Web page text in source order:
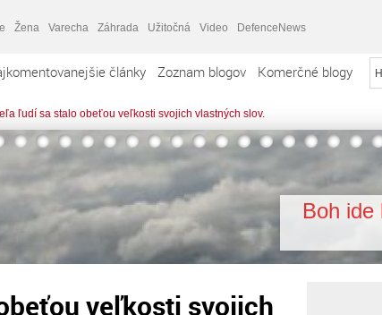
Žena Varecha Záhrada Užitočná Video DefenceNews
články Zoznam blogov Komerčné blogy
ľudí sa stalo obeťou veľkosti svojich vlastných slov.
Boh ide
veľkosti svojich